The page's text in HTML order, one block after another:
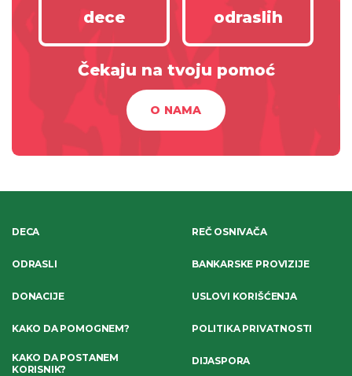
dece odraslih
Čekaju na tvoju pomoć
O NAMA
DECA
ODRASLI
DONACIJE
KAKO DA POMOGNEM?
KAKO DA POSTANEM
KORISNIK?
REČ OSNIVAČA
BANKARSKE PROVIZIJE
USLOVI KORIŠĆENJA
POLITIKA PRIVATNOSTI
DIJASPORA